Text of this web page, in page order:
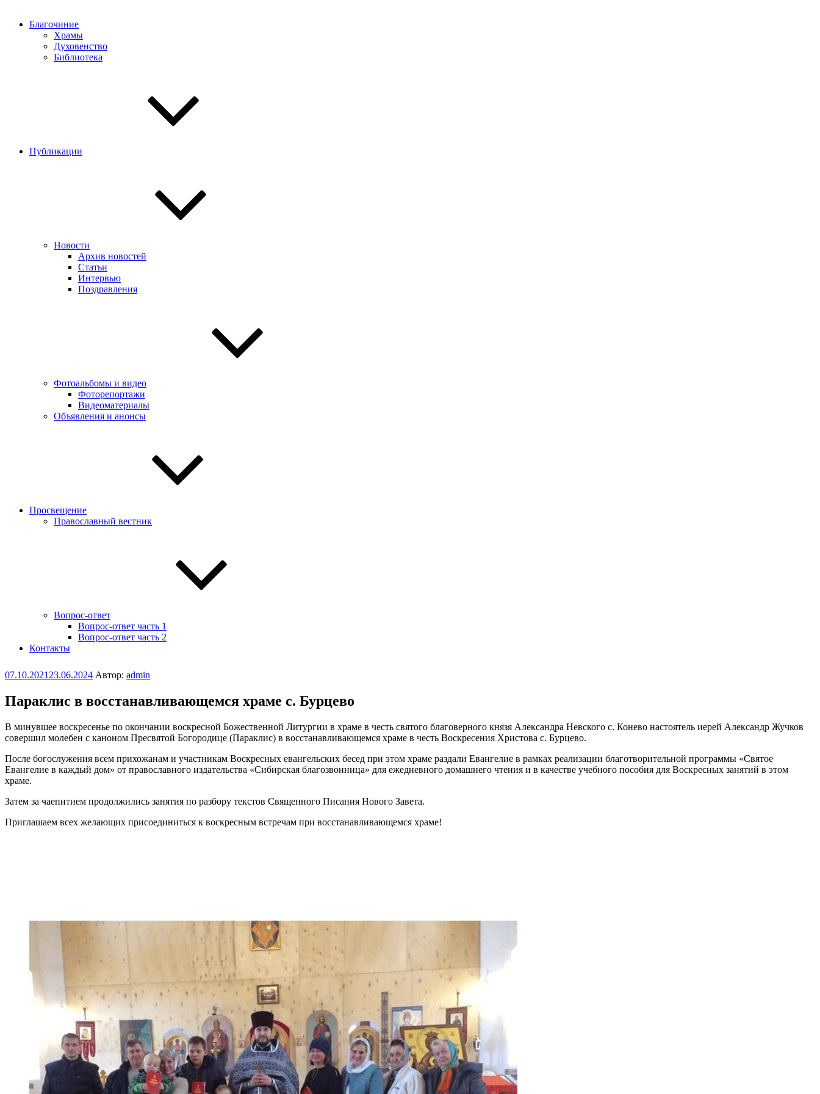
Благочиние
Храмы
Духовенство
Библиотека
Публикации
Новости
Архив новостей
Статьи
Интервью
Поздравления
Фотоальбомы и видео
Фоторепортажи
Видеоматериалы
Объявления и анонсы
Просвещение
Православный вестник
Вопрос-ответ
Вопрос-ответ часть 1
Вопрос-ответ часть 2
Контакты
Опубликовано
07.10.2021 23.06.2024 Автор: admin
Параклис в восстанавливающемся храме с. Бурцево
В минувшее воскресенье по окончании воскресной Божественной Литургии в храме в честь святого благоверного князя Александра Невского с. Конево настоятель иерей Александр Жучков
совершил молебен с каноном Пресвятой Богородице (Параклис) в восстанавливающемся храме в честь Воскресения Христова с. Бурцево.
После богослужения всем прихожанам и участникам Воскресных евангельских бесед при этом храме раздали Евангелие в рамках реализации благотворительной программы «Святое
Евангелие в каждый дом» от православного издательства «Сибирская благозвонница» для ежедневного домашнего чтения и в качестве учебного пособия для Воскресных занятий в этом
храме.
Затем за чаепитием продолжились занятия по разбору текстов Священного Писания Нового Завета.
Приглашаем всех желающих присоединиться к воскресным встречам при восстанавливающемся храме!